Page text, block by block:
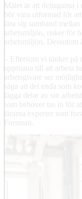
Målet är att deltagarna i
bör vara utformad för
lära sig samband
arbetsmiljön, risker för
arbetsmiljön. Dessutom
– Eftersom vi tänker
uppmana till att arbeta
arbetsgivare ser
säga att det enda som
lägga delar av sin
som behöver tas in för
lärarna experter som
Forsman.